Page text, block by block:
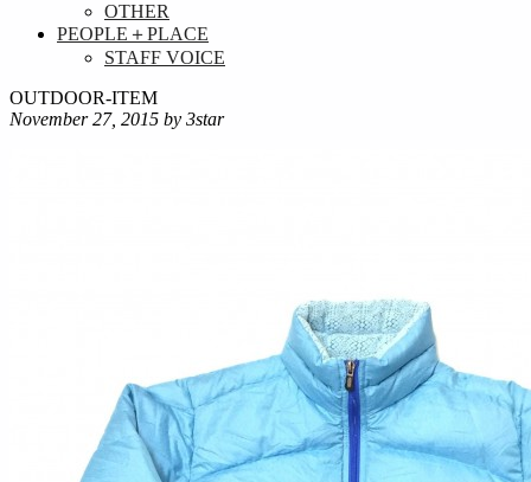
OTHER
PEOPLE＋PLACE
STAFF VOICE
OUTDOOR-ITEM
November 27, 2015 by 3star